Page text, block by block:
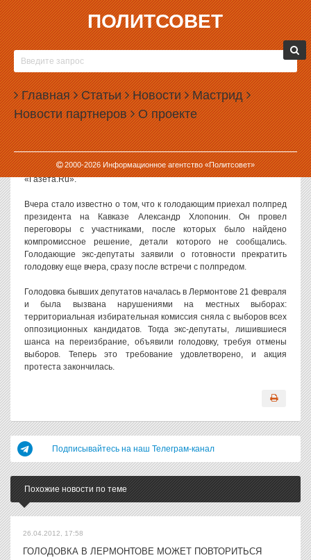
ПОЛИТСОВЕТ
Главная Статьи Новости Мастрид
Новости партнеров О проекте
2000-2026Информационное агентство «Политсовет»
02.03.2012, 14:27
ГОЛОДОВКА В ЛЕРМОНТОВЕ ЗАКОНЧИЛАСЬ
ПОБЕДОЙ
Участники голодовки в Лермонтове добились своего — районный
суд отменил местные выборы 4 марта. Голодовка прекращена.
«Суд принял решение немедленно отменить выборы. Таким
образом, наши требования удовлетворены», — сообщил один из
участников акции протеста Виктор Капустин. Его слова приводит
«Газета.Ru».
Вчера стало известно о том, что к голодающим приехал полпред
президента на Кавказе Александр Хлопонин. Он провел
переговоры с участниками, после которых было найдено
компромиссное решение, детали которого не сообщались.
Голодающие экс-депутаты заявили о готовности прекратить
голодовку еще вчера, сразу после встречи с полпредом.
Голодовка бывших депутатов началась в Лермонтове 21 февраля
и была вызвана нарушениями на местных выборах:
территориальная избирательная комиссия сняла с выборов всех
оппозиционных кандидатов. Тогда экс-депутаты, лишившиеся
шанса на переизбрание, объявили голодовку, требуя отмены
выборов. Теперь это требование удовлетворено, и акция
протеста закончилась.
Подписывайтесь на наш Телеграм-канал
Похожие новости по теме
26.04.2012, 17:58
ГОЛОДОВКА В ЛЕРМОНТОВЕ МОЖЕТ ПОВТОРИТЬСЯ